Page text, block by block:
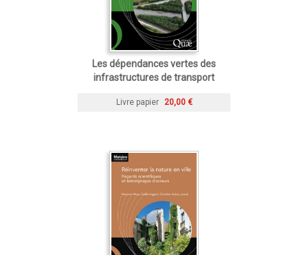
Les dépendances vertes des
infrastructures de transport
Livre papier 20,00 €